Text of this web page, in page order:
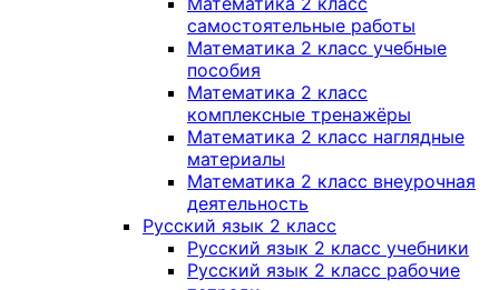
самостоятельные работы
Математика 2 класс учебные
пособия
Математика 2 класс
комплексные тренажёры
Математика 2 класс наглядные
материалы
Математика 2 класс внеурочная
деятельность
Русский язык 2 класс
Русский язык 2 класс учебники
Русский язык 2 класс рабочие